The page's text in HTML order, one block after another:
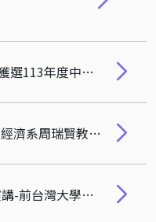
恭賀!計財系蔡怡純系主任獲選113年度中山大學管理學院傑出校友
恭賀! 計財系謝宗翰教授、經濟系周瑞賢教授榮獲112學年度校教師傑出教學獎
5月23日孫運璿科技講座演講-前台灣大學校長、經濟學家孫震，講題:等閒識得東風面，當亞當·史密斯遇見孔子